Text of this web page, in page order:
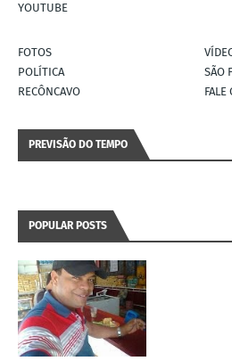
YOUTUBE
FOTOS
POLÍTICA
SÃO
RECÔNCAVO
FALE
PREVISÃO DO TEMPO
POPULAR POSTS